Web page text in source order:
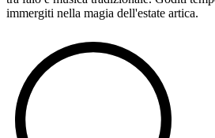
immergiti nella magia dell'estate artica.